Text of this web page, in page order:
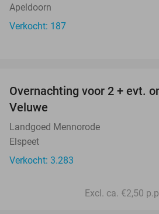
Apeldoorn
Verkocht: 187
Overnachting voor 2 + evt.
Veluwe
Landgoed Mennorode
Elspeet
Verkocht: 3.283
Excl. ca. €2,50